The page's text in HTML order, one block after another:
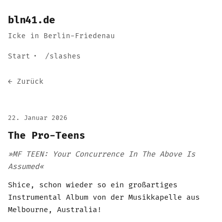
bln41.de
Icke in Berlin-Friedenau
Start /slashes
← Zurück
22. Januar 2026
The Pro-Teens
»MF TEEN: Your Concurrence In The Above Is
Assumed«
Shice, schon wieder so ein großartiges
Instrumental Album von der Musikkapelle aus
Melbourne, Australia!